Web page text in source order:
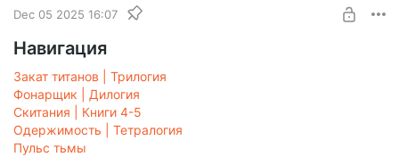
Dec 05 2025 16:07
Навигация
Закат титанов | Трилогия
Фонарщик | Дилогия
Скитания | Книги 4-5
Одержимость | Тетралогия
Пульс тьмы